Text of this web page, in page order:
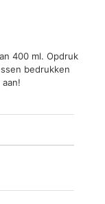
400 ml. Opdruk
bedrukken